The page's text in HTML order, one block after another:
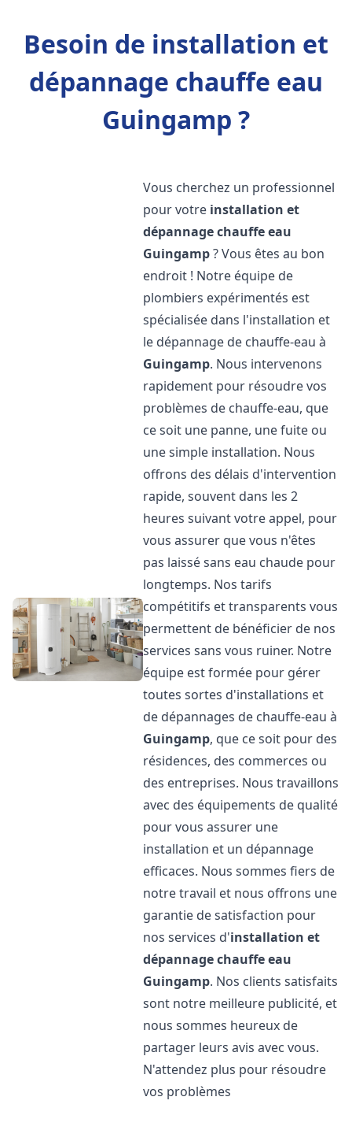
Besoin de installation et
dépannage chauffe eau
Guingamp ?
Vous cherchez un professionnel
pour votre installation et
dépannage chauffe eau
Guingamp? Vous êtes au bon
endroit ! Notre équipe de
plombiers expérimentés est
spécialisée dans l'installation et
le dépannage de chauffe-eau à
Guingamp. Nous intervenons
rapidement pour résoudre vos
problèmes de chauffe-eau, que
ce soit une panne, une fuite ou
une simple installation. Nous
offrons des délais d'intervention
rapide, souvent dans les 2
heures suivant votre appel, pour
vous assurer que vous n'êtes
pas laissé sans eau chaude pour
longtemps. Nos tarifs
compétitifs et transparents vous
permettent de bénéficier de nos
services sans vous ruiner. Notre
équipe est formée pour gérer
toutes sortes d'installations et
de dépannages de chauffe-eau à
Guingamp, que ce soit pour des
résidences, des commerces ou
des entreprises. Nous travaillons
avec des équipements de qualité
pour vous assurer une
installation et un dépannage
efficaces. Nous sommes fiers de
notre travail et nous offrons une
garantie de satisfaction pour
nos services d'installation et
dépannage chauffe eau
Guingamp. Nos clients satisfaits
sont notre meilleure publicité, et
nous sommes heureux de
partager leurs avis avec vous.
N'attendez plus pour résoudre
vos problèmes